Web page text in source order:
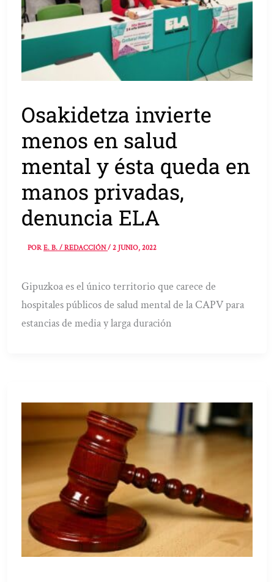
Osakidetza invierte
menos en salud
mental y ésta queda en
manos privadas,
denuncia ELA
PORE. B. / REDACCIÓN/2 JUNIO, 2022
Gipuzkoa es el único territorio que carece de
hospitales públicos de salud mental de la CAPV para
estancias de media y larga duración